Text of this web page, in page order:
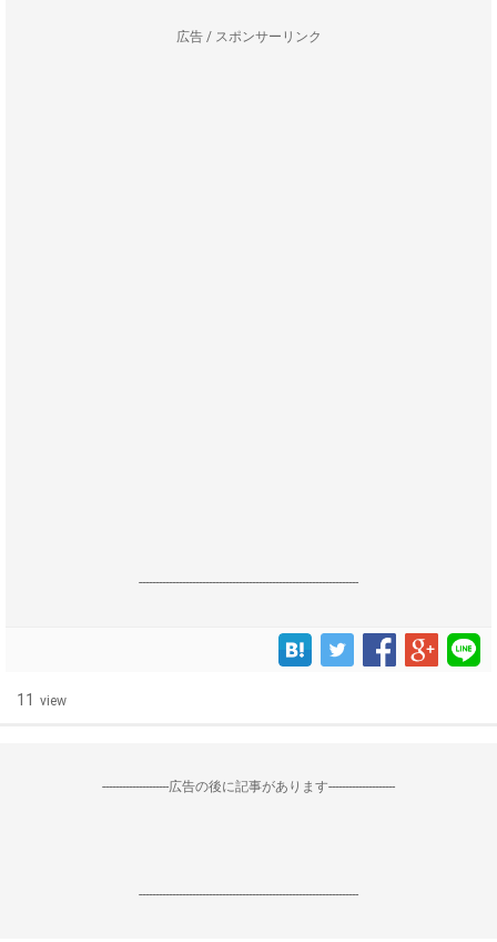
広告 / スポンサーリンク
------------------------------------------------------------------
11 view
--------------------広告の後に記事があります--------------------
------------------------------------------------------------------